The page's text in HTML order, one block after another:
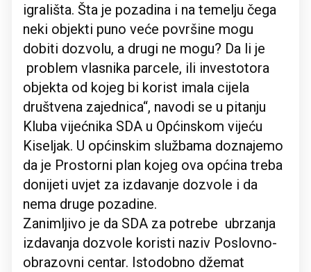
igrališta. Šta je pozadina i na temelju čega
neki objekti puno veće površine mogu
dobiti dozvolu, a drugi ne mogu? Da li je
problem vlasnika parcele, ili investotora
objekta od kojeg bi korist imala cijela
društvena zajednica“, navodi se u pitanju
Kluba vijećnika SDA u Općinskom vijeću
Kiseljak. U općinskim službama doznajemo
da je Prostorni plan kojeg ova općina treba
donijeti uvjet za izdavanje dozvole i da
nema druge pozadine.
Zanimljivo je da SDA za potrebe ubrzanja
izdavanja dozvole koristi naziv Poslovno-
obrazovni centar. Istodobno džemat